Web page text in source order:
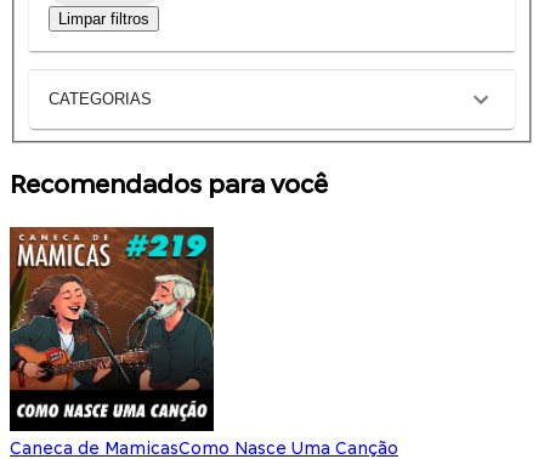
Limpar filtros
CATEGORIAS
Recomendados para você
Caneca de MamicasComo Nasce Uma Canção